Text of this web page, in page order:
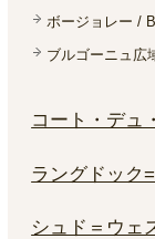
ボージョレー /
ブルゴーニュ広
コート・デュ
ラングドック
シュド＝ウェ